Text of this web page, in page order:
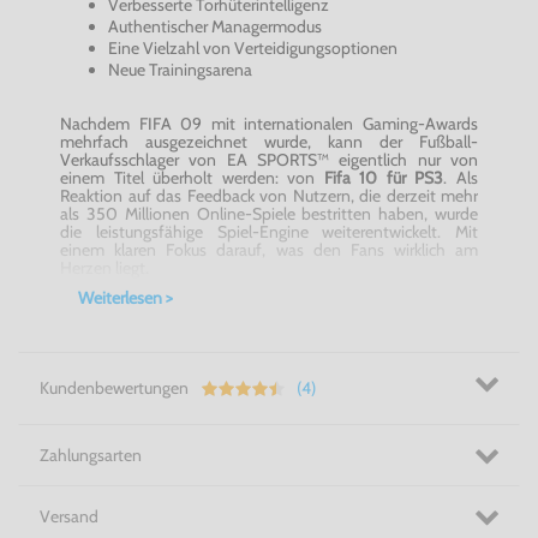
Verbesserte Torhüterintelligenz
Authentischer Managermodus
Eine Vielzahl von Verteidigungsoptionen
Neue Trainingsarena
Nachdem FIFA 09 mit internationalen Gaming-Awards
mehrfach ausgezeichnet wurde, kann der Fußball-
Verkaufsschlager von EA SPORTS™ eigentlich nur von
einem Titel überholt werden: von Fifa 10 für PS3. Als
Reaktion auf das Feedback von Nutzern, die derzeit mehr
als 350 Millionen Online-Spiele bestritten haben, wurde
die leistungsfähige Spiel-Engineweiterentwickelt. Mit
einem klaren Fokus darauf, was den Fans wirklich am
Fifa 10 für PS3
setzt
als Fußballsimulation neue Standards
bei der Authentizität und ist auch in
Auf dem Spielfeld wurden entscheidende Punkte beim
Gameplay optimiert, so dass
interpretieren die Spieler den Raum effektiver, richten ihre
Weiterlesen >
Kundenbewertungen (4)
Zahlungsarten
Versand